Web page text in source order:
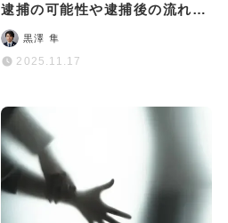
逮捕の可能性や逮捕後の流れを
徹底解説
黒澤 隼
2025.11.17